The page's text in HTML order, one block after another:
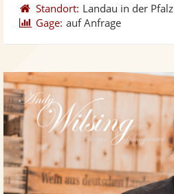
Standort: Landau in der Pfalz
Gage: auf Anfrage